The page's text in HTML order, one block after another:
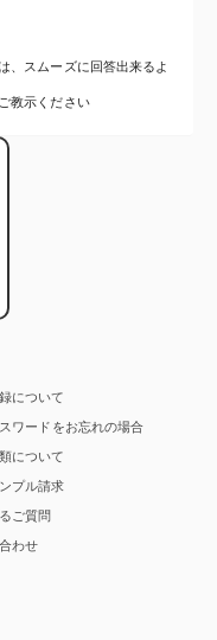
、スムーズに回答出来るよ
教示ください
について
スワードをお忘れの場合
について
プル請求
ご質問
わせ